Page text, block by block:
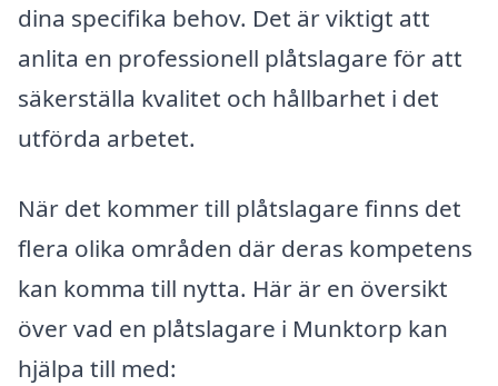
dina specifika behov. Det är viktigt att
anlita en professionell plåtslagare för att
säkerställa kvalitet och hållbarhet i det
utförda arbetet.
När det kommer till plåtslagare finns det
flera olika områden där deras kompetens
kan komma till nytta. Här är en översikt
över vad en plåtslagare i Munktorp kan
hjälpa till med: